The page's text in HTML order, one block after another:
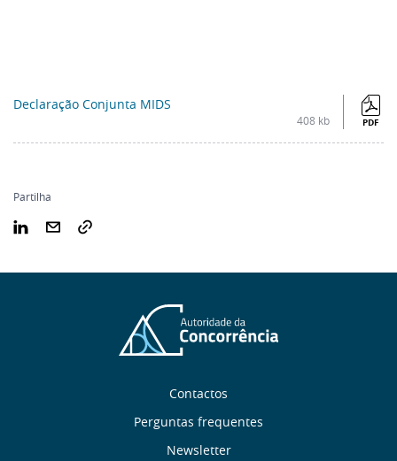
Declaração Conjunta MIDS
408 kb PDF
Partilha
Contactos
Perguntas frequentes
Newsletter